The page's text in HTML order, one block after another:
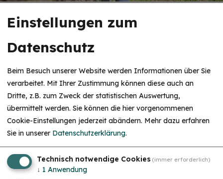
Einstellungen zum
Datenschutz
Beim Besuch unserer Website werden Informationen über Sie
verarbeitet. Mit Ihrer Zustimmung können diese auch an
Dritte, z.B. zum Zweck der statistischen Auswertung,
übermittelt werden. Sie können die hier vorgenommenen
Cookie-Einstellungen jederzeit abändern. Mehr dazu erfahren
Sie in unserer Datenschutzerklärung.
Technisch notwendige Cookies (immer erforderlich)
↓ 1 Anwendung